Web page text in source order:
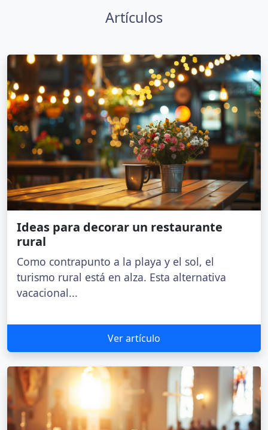
Artículos
Ideas para decorar un restaurante
rural
Como contrapunto a la playa y el sol, el
turismo rural está en alza. Esta alternativa
vacacional...
Ver artículo